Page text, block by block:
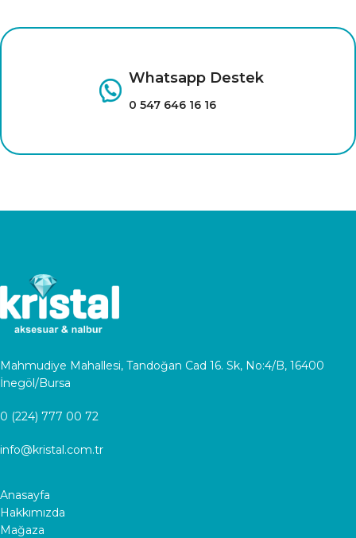
Whatsapp Destek
0 547 646 16 16
Mahmudiye Mahallesi, Tandoğan Cad 16. Sk, No:4/B, 16400
İnegöl/Bursa
0 (224) 777 00 72
info@kristal.com.tr
Anasayfa
Hakkımızda
Mağaza